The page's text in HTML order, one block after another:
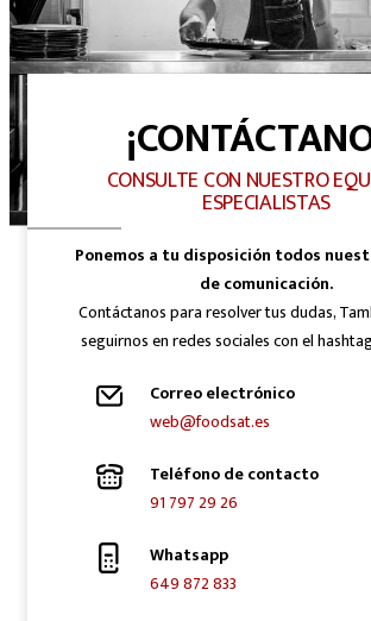
CONSULTE CON NUESTRO
ESPECIALISTAS
Ponemos a tu disposición todos
de comunicación.
Contáctanos para resolver tus dudas,
seguirnos en redes sociales con el
Correo electrónico
web@foodsat.es
Teléfono de contacto
91 797 29 26
Whatsapp
649 872 833